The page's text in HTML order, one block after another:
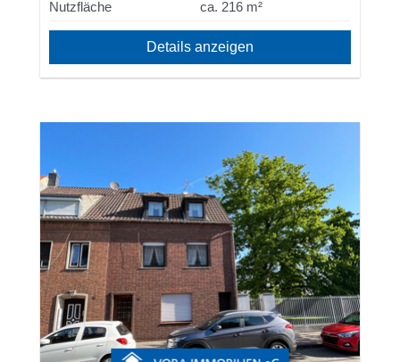
Nutzfläche
ca. 216 m²
Details anzeigen